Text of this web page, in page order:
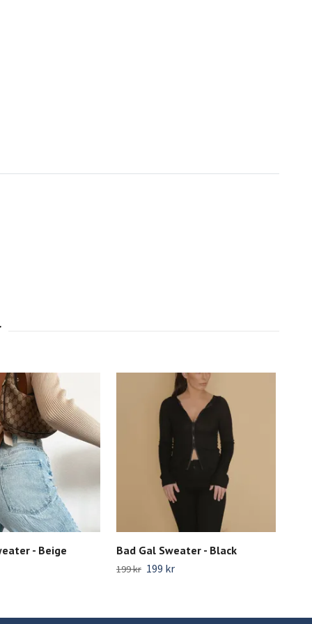
- Beige
Bad Gal Sweater - Black
199 kr 199 kr